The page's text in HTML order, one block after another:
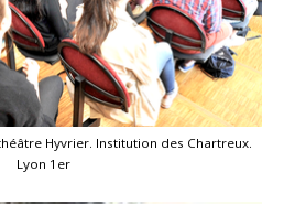
Hyvrier. Institution des Chartreux.
Lyon 1er